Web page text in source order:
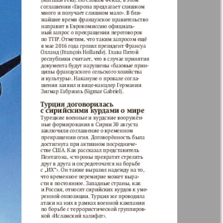
41
47
53
59
Анонс
Бизнес
Вестник-info
Wadim
Домашний
ресторан